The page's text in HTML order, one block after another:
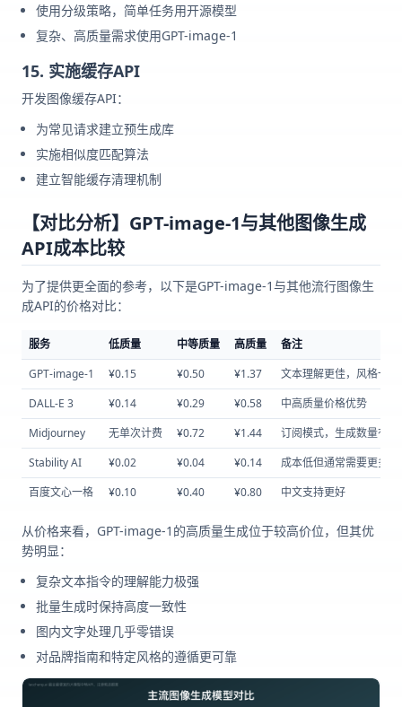
使用分级策略，简单任务用开源模型
复杂、高质量需求使用GPT-image-1
15. 实施缓存API
开发图像缓存API：
为常见请求建立预生成库
实施相似度匹配算法
建立智能缓存清理机制
【对比分析】GPT-image-1与其他图像生成
API成本比较
为了提供更全面的参考，以下是GPT-image-1与其他流行图像生
成API的价格对比：
服务 低质量 中等质量 高质量
备注
GPT-image-1
¥0.15 ¥0.50 ¥1.37
文本理解更佳，风格一致
DALL-E 3
¥0.14 ¥0.29 ¥0.58
中高质量价格优势
Midjourney
无单次计费 ¥0.72 ¥1.44
订阅模式，生成数量有限
Stability AI
¥0.02 ¥0.04 ¥0.14
成本低但通常需要更多
百度文心一格
¥0.10 ¥0.40 ¥0.80 中文支持更好
从价格来看，GPT-image-1的高质量生成位于较高价位，但其优
势明显：
复杂文本指令的理解能力极强
批量生成时保持高度一致性
图内文字处理几乎零错误
对品牌指南和特定风格的遵循更可靠